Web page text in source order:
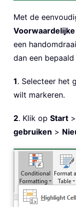
Met de
een
dan een
1. Selecteer het
wilt markeren.
2. Klik op Start >
gebruiken >